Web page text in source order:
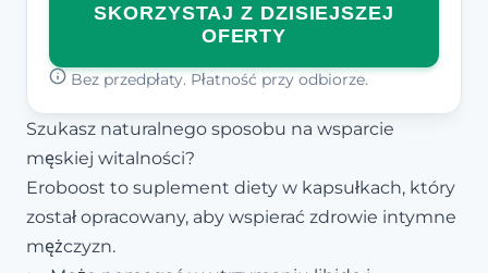
SKORZYSTAJ Z DZISIEJSZEJ
OFERTY
Bez przedpłaty. Płatność przy odbiorze.
Szukasz naturalnego sposobu na wsparcie
męskiej witalności?
Eroboost to suplement diety w kapsułkach, który
został opracowany, aby wspierać zdrowie intymne
mężczyzn.